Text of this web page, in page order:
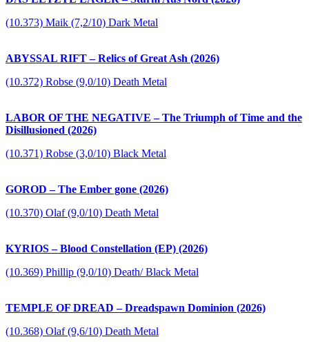
(10.373) Maik (7,2/10) Dark Metal
ABYSSAL RIFT – Relics of Great Ash (2026)
(10.372) Robse (9,0/10) Death Metal
LABOR OF THE NEGATIVE – The Triumph of Time and the
Disillusioned (2026)
(10.371) Robse (3,0/10) Black Metal
GOROD – The Ember gone (2026)
(10.370) Olaf (9,0/10) Death Metal
KYRIOS – Blood Constellation (EP) (2026)
(10.369) Phillip (9,0/10) Death/ Black Metal
TEMPLE OF DREAD – Dreadspawn Dominion (2026)
(10.368) Olaf (9,6/10) Death Metal